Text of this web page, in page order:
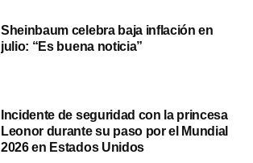
Sheinbaum celebra baja inflación en
julio: “Es buena noticia”
Incidente de seguridad con la princesa
Leonor durante su paso por el Mundial
2026 en Estados Unidos